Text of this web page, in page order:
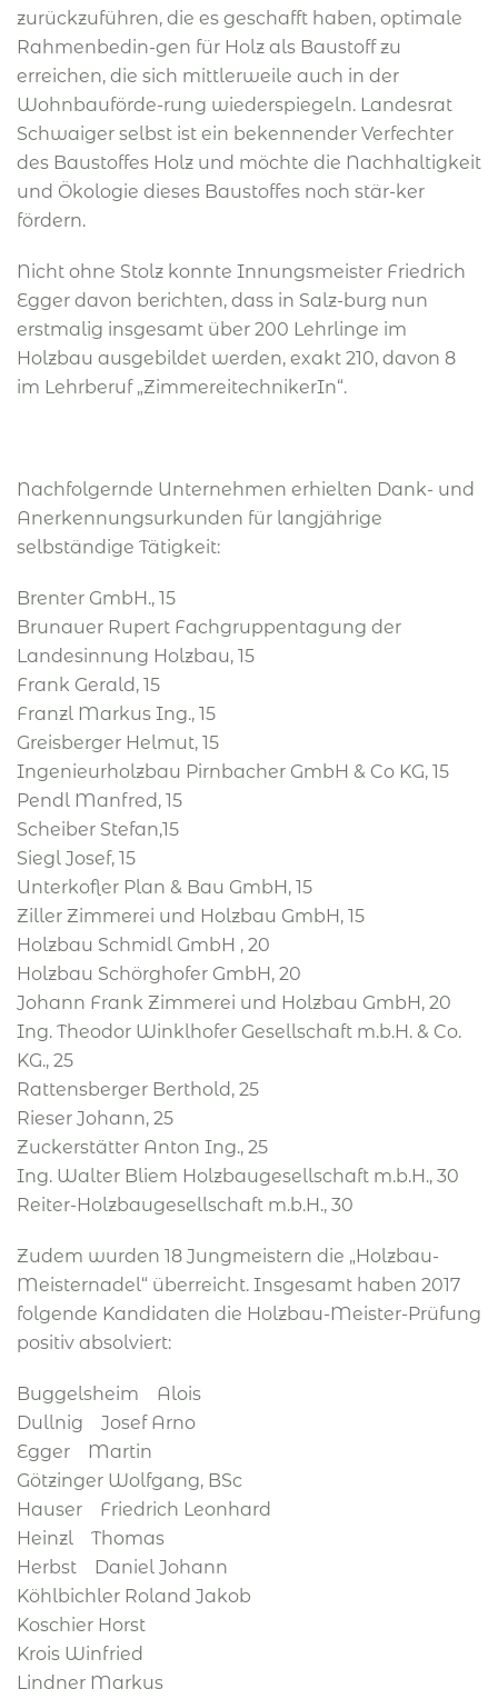
zurückzuführen, die es geschafft haben, optimale
Rahmenbedin-gen für Holz als Baustoff zu
erreichen, die sich mittlerweile auch in der
Wohnbauförde-rung wiederspiegeln. Landesrat
Schwaiger selbst ist ein bekennender Verfechter
des Baustoffes Holz und möchte die Nachhaltigkeit
und Ökologie dieses Baustoffes noch stär-ker
fördern.
Nicht ohne Stolz konnte Innungsmeister Friedrich
Egger davon berichten, dass in Salz-burg nun
erstmalig insgesamt über 200 Lehrlinge im
Holzbau ausgebildet werden, exakt 210, davon 8
im Lehrberuf „ZimmereitechnikerIn“.
Nachfolgernde Unternehmen erhielten Dank- und
Anerkennungsurkunden für langjährige
selbständige Tätigkeit:
Brenter GmbH., 15
Brunauer Rupert Fachgruppentagung der
Landesinnung Holzbau, 15
Frank Gerald, 15
Franzl Markus Ing., 15
Greisberger Helmut, 15
Ingenieurholzbau Pirnbacher GmbH & Co KG, 15
Pendl Manfred, 15
Scheiber Stefan,15
Siegl Josef, 15
Unterkofler Plan & Bau GmbH, 15
Ziller Zimmerei und Holzbau GmbH, 15
Holzbau Schmidl GmbH , 20
Holzbau Schörghofer GmbH, 20
Johann Frank Zimmerei und Holzbau GmbH, 20
Ing. Theodor Winklhofer Gesellschaft m.b.H. & Co.
KG., 25
Rattensberger Berthold, 25
Rieser Johann, 25
Zuckerstätter Anton Ing., 25
Ing. Walter Bliem Holzbaugesellschaft m.b.H., 30
Reiter-Holzbaugesellschaft m.b.H., 30
Zudem wurden 18 Jungmeistern die „Holzbau-
Meisternadel“ überreicht. Insgesamt haben 2017
folgende Kandidaten die Holzbau-Meister-Prüfung
positiv absolviert:
Buggelsheim Alois
Dullnig Josef Arno
Egger Martin
Götzinger Wolfgang, BSc
Hauser Friedrich Leonhard
Heinzl Thomas
Herbst Daniel Johann
Köhlbichler Roland Jakob
Koschier Horst
Krois Winfried
Lindner Markus